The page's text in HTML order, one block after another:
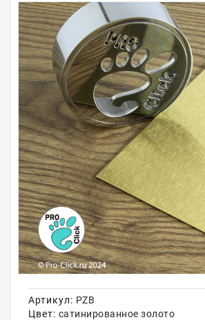
Плинтуса
Профили для стекла и SPC
Обводы для труб
Алюминиевые профили
Крепёж и крепления
Садовая мебель
Оплата
Доставка
Самовывоз
Акции
Артикул: PZB
Цвет: сатинированное золото